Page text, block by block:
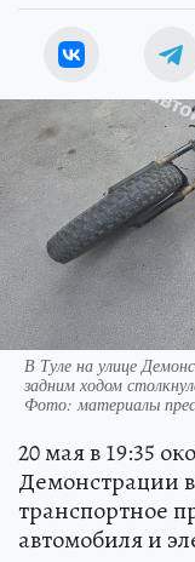
В Туле на улице
задним ходом
Фото: материалы
20 мая в 19:35
Демонстрации
транспортное
автомобиля и